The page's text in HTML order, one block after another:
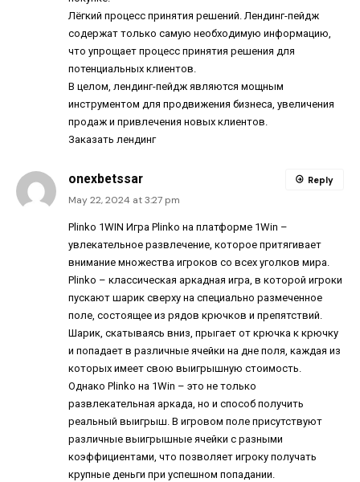
Лёгкий процесс принятия решений. Лендинг-пейдж
содержат только самую необходимую информацию,
что упрощает процесс принятия решения для
потенциальных клиентов.
В целом, лендинг-пейдж являются мощным
инструментом для продвижения бизнеса, увеличения
продаж и привлечения новых клиентов.
Заказать лендинг
onexbetssar
May 22, 2024 at 3:27 pm
Plinko 1WIN Игра Plinko на платформе 1Win –
увлекательное развлечение, которое притягивает
внимание множества игроков со всех уголков мира.
Plinko – классическая аркадная игра, в которой игроки
пускают шарик сверху на специально размеченное
поле, состоящее из рядов крючков и препятствий.
Шарик, скатываясь вниз, прыгает от крючка к крючку
и попадает в различные ячейки на дне поля, каждая из
которых имеет свою выигрышную стоимость.
Однако Plinko на 1Win – это не только
развлекательная аркада, но и способ получить
реальный выигрыш. В игровом поле присутствуют
различные выигрышные ячейки с разными
коэффициентами, что позволяет игроку получать
крупные деньги при успешном попадании.
Reply